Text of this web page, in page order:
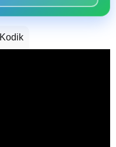
Kodik